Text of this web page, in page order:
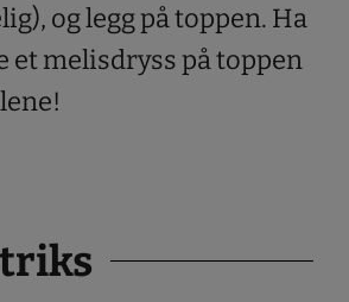
og legg på toppen. Ha
et melisdryss på toppen